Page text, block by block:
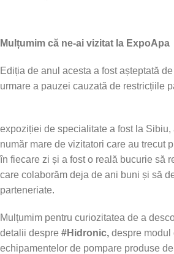
Mulțumim că ne-ai vizitat la ExpoApa
Ediția de anul acesta a fost așteptată
urmare a pauzei cauzată de restricțiile
expoziției de specialitate a fost la Sibiu,
număr mare de vizitatori care au trecut
în fiecare zi și a fost o reală bucurie să
care colaborăm deja de ani buni și să
parteneriate.
Mulțumim pentru curiozitatea de a
detalii despre #Hidronic, despre modul
echipamentelor de pompare produse